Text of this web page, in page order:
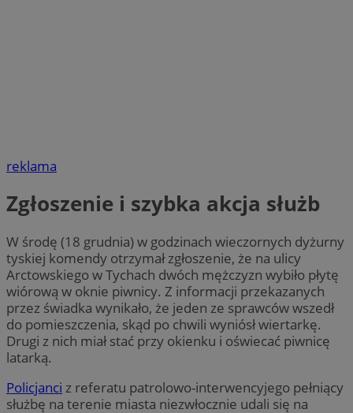
reklama
Zgłoszenie i szybka akcja służb
W środę (18 grudnia) w godzinach wieczornych dyżurny
tyskiej komendy otrzymał zgłoszenie, że na ulicy
Arctowskiego w Tychach dwóch mężczyzn wybiło płytę
wiórową w oknie piwnicy. Z informacji przekazanych
przez świadka wynikało, że jeden ze sprawców wszedł
do pomieszczenia, skąd po chwili wyniósł wiertarkę.
Drugi z nich miał stać przy okienku i oświecać piwnicę
latarką.
Policjanci z referatu patrolowo-interwencyjego pełniący
służbę na terenie miasta niezwłocznie udali się na